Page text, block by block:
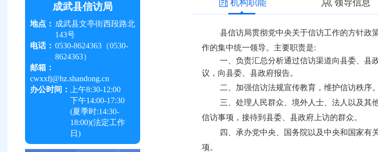
成武县信访局
地点： 成武县文亭街西段路北
143号
电话： 0530-8624363（0530-
8624363）
邮箱：
cwxxfj@hz.shandong.cn
办公时间：
上午8:30-12:00
下午14:00-17:30
(夏季时:14:30-
18:00)(法定工作
日)
机构职能 领导信息
县信访局贯彻党中央关于信访工作的方针政
作的集中统一领导。 主要职责是:
一、负责汇总分析通过信访渠道向县委、县
议，向县委、县政府报告。
二、加强信访法规宣传教育，维护信访秩序
三、处理人民群众、境外人士、法人以及其
信访事项，接待到县委、县政府上访的群众。
四、承办党中央、国务院以及中央和国家有
项。